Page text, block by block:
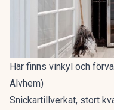
Här finns vinkyl och
Alvhem)
Snickartillverkat, stort